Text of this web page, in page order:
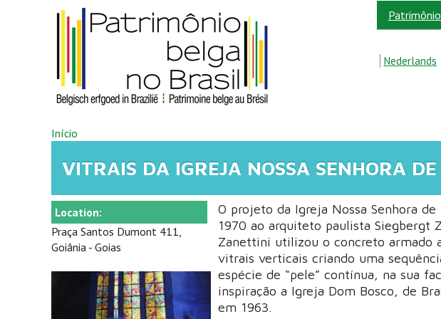
Pular para o conteúdo principal
Nederlands
VOCÊ ESTÁ AQUI
Início
VITRAIS DA IGREJA NOSSA SENHORA
Location:
Praça Santos Dumont 411,
Goiânia - Goias
O projeto da Igreja Nossa Senhora
1970 ao arquiteto paulista Siegbergt
Zanettini utilizou o concreto armado
vitrais verticais criando uma
espécie de “pele” contínua, na sua
inspiração a Igreja Dom Bosco, de
em 1963.